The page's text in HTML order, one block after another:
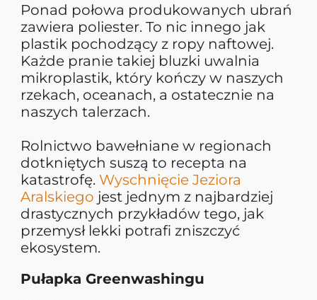
Ponad połowa produkowanych ubrań
zawiera poliester. To nic innego jak
plastik pochodzący z ropy naftowej.
Każde pranie takiej bluzki uwalnia
mikroplastik, który kończy w naszych
rzekach, oceanach, a ostatecznie na
naszych talerzach.
Rolnictwo bawełniane w regionach
dotkniętych suszą to recepta na
katastrofę. Wyschnięcie Jeziora
Aralskiego jest jednym z najbardziej
drastycznych przykładów tego, jak
przemysł lekki potrafi zniszczyć
ekosystem.
Pułapka Greenwashingu